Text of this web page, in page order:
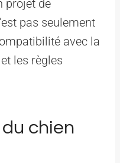
projet de
pas seulement
avec la
les règles
chien